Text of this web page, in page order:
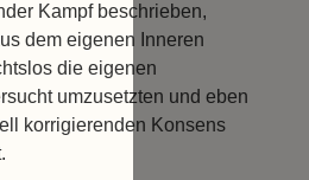
Kampf beschrieben,
dem eigenen Inneren
die eigenen
umzusetzten und eben
korrigierenden Konsens